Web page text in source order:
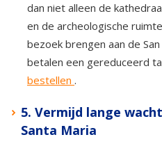
dan niet alleen de
en de archeologische
bezoek brengen aan de
betalen een gereduceerd
bestellen .
5. Vermijd lange
Santa Maria